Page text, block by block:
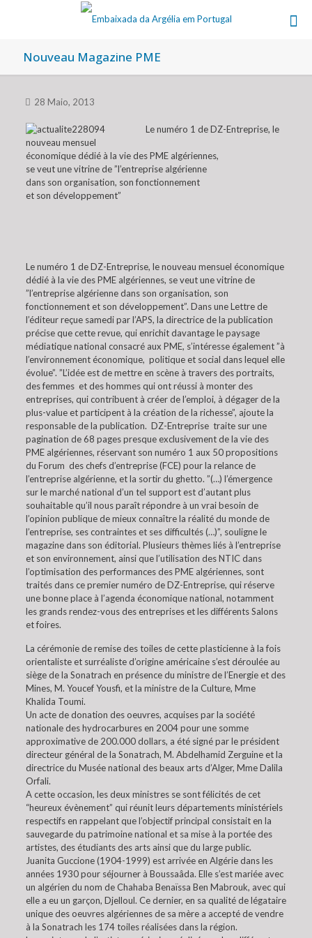
Nouveau Magazine PME
28 Maio, 2013
Le numéro 1 de DZ-Entreprise, le
nouveau mensuel
économique dédié à la vie des PME algériennes,
se veut une vitrine de ”l’entreprise algérienne
dans son organisation, son fonctionnement
et son développement”
Le numéro 1 de DZ-Entreprise, le nouveau mensuel économique
dédié à la vie des PME algériennes, se veut une vitrine de
”l’entreprise algérienne dans son organisation, son
fonctionnement et son développement”. Dans une Lettre de
l’éditeur reçue samedi par l’APS, la directrice de la publication
précise que cette revue, qui enrichit davantage le paysage
médiatique national consacré aux PME, s’intéresse également ”à
l’environnement économique, politique et social dans lequel elle
évolue”. ”L’idée est de mettre en scène à travers des portraits,
des femmes et des hommes qui ont réussi à monter des
entreprises, qui contribuent à créer de l’emploi, à dégager de la
plus-value et participent à la création de la richesse”, ajoute la
responsable de la publication. DZ-Entreprise traite sur une
pagination de 68 pages presque exclusivement de la vie des
PME algériennes, réservant son numéro 1 aux 50 propositions
du Forum des chefs d’entreprise (FCE) pour la relance de
l’entreprise algérienne, et la sortir du ghetto. ”(…) l’émergence
sur le marché national d’un tel support est d’autant plus
souhaitable qu’il nous paraît répondre à un vrai besoin de
l’opinion publique de mieux connaître la réalité du monde de
l’entreprise, ses contraintes et ses difficultés (…)”, souligne le
magazine dans son éditorial. Plusieurs thèmes liés à l’entreprise
et son environnement, ainsi que l’utilisation des NTIC dans
l’optimisation des performances des PME algériennes, sont
traités dans ce premier numéro de DZ-Entreprise, qui réserve
une bonne place à l’agenda économique national, notamment
les grands rendez-vous des entreprises et les différents Salons
et foires.
La cérémonie de remise des toiles de cette plasticienne à la fois
orientaliste et surréaliste d’origine américaine s’est déroulée au
siège de la Sonatrach en présence du ministre de l’Energie et des
Mines, M. Youcef Yousfi, et la ministre de la Culture, Mme
Khalida Toumi.
Un acte de donation des oeuvres, acquises par la société
nationale des hydrocarbures en 2004 pour une somme
approximative de 200.000 dollars, a été signé par le président
directeur général de la Sonatrach, M. Abdelhamid Zerguine et la
directrice du Musée national des beaux arts d’Alger, Mme Dalila
Orfali.
A cette occasion, les deux ministres se sont félicités de cet
“heureux évènement” qui réunit leurs départements ministériels
respectifs en rappelant que l’objectif principal consistait en la
sauvegarde du patrimoine national et sa mise à la portée des
artistes, des étudiants des arts ainsi que du large public.
Juanita Guccione (1904-1999) est arrivée en Algérie dans les
années 1930 pour séjourner à Boussaâda. Elle s’est mariée avec
un algérien du nom de Chahaba Benaïssa Ben Mabrouk, avec qui
elle a eu un garçon, Djelloul. Ce dernier, en sa qualité de légataire
unique des oeuvres algériennes de sa mère a accepté de vendre
à la Sonatrach les 174 toiles réalisées dans la région.